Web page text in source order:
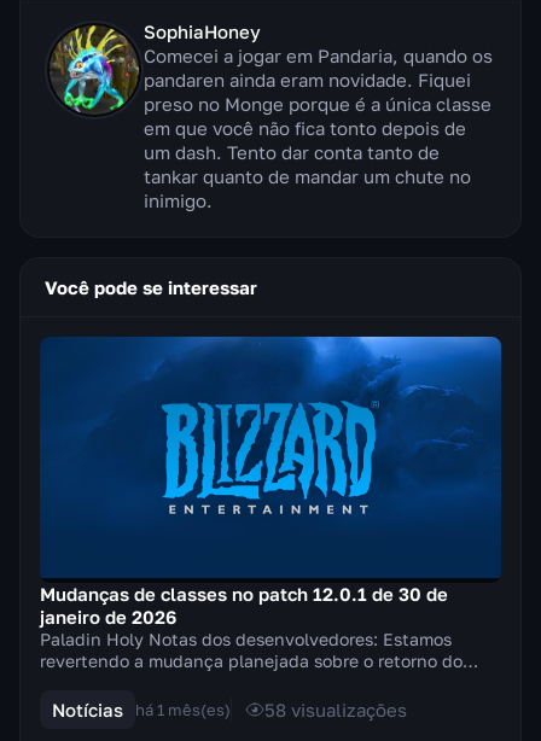
SophiaHoney
Comecei a jogar em Pandaria, quando os
pandaren ainda eram novidade. Fiquei
preso no Monge porque é a única classe
em que você não fica tonto depois de
um dash. Tento dar conta tanto de
tankar quanto de mandar um chute no
inimigo.
Você pode se interessar
Mudanças de classes no patch 12.0.1 de 30 de
janeiro de 2026
Paladin Holy Notas dos desenvolvedores: Estamos
revertendo a mudança planejada sobre o retorno do
Notícias há 1 mês(es) 58 visualizações